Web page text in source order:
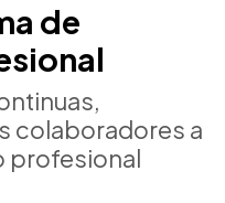
de
colaboradores a
profesional